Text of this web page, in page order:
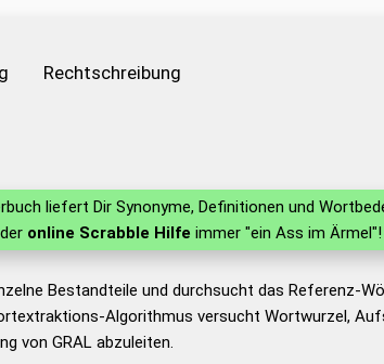
Rechtschreibung
liefert Dir Synonyme, Definitionen und
online Scrabble Hilfe immer "ein Ass im Ärmel"!
Bestandteile und durchsucht das Referenz-
Algorithmus versucht Wortwurzel,
von GRAL abzuleiten.